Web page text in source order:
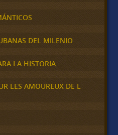
DEL MILENIO
LA HISTORIA
LES AMOUREUX DE L